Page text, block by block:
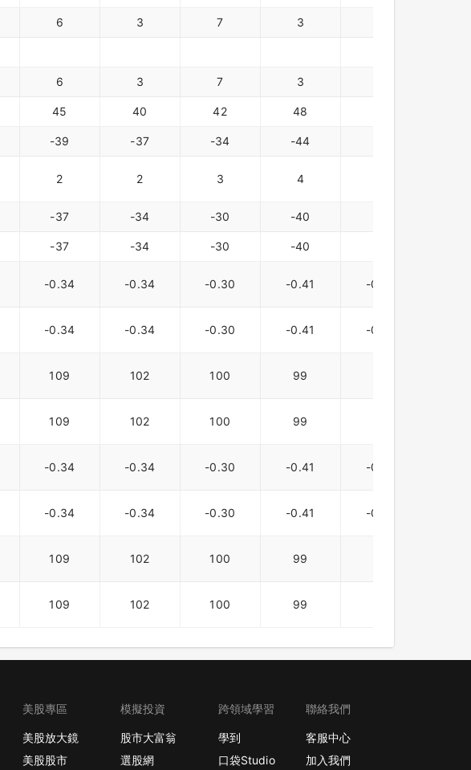
6 3 7 3
6 3 7 3
45 40 42 48
-39 -37 -34 -44
2 2 3 4
-37 -34 -30 -40
-37 -34 -30 -40
-0.34 -0.34 -0.30 -0.41 -0.02
-0.34 -0.34 -0.30 -0.41 -0.01
109 102 100 99
109 102 100 99
-0.34 -0.34 -0.30 -0.41 -0.02
-0.34 -0.34 -0.30 -0.41 -0.01
109 102 100 99
109 102 100 99
美股專區
美股放大鏡
美股股市
模擬投資
股市大富翁
選股網
跨領域學習
學到
口袋Studio
聯絡我們
客服中心
加入我們